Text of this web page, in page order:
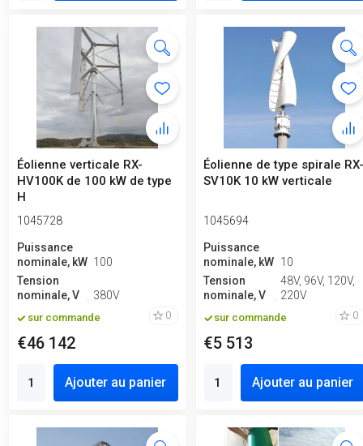
Éolienne verticale RX-
HV100K de 100 kW de type
H
1045728
Puissance
nominale, kW 100
Tension
nominale, V
380V
sur commande 0
€46 142
Ajouter au panier
Éolienne de type spirale
SV10K 10 kW verticale
1045694
Puissance
nominale, kW 10
Tension
nominale, V
48V, 96V, 120V,
220V
sur commande 0
€5 513
Ajouter au panier